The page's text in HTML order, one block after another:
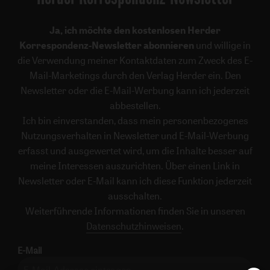
Ja, ich möchte den kostenlosen Herder
Korrespondenz-Newsletter abonnieren und willige in
die Verwendung meiner Kontaktdaten zum Zweck des E-
Mail-Marketings durch den Verlag Herder ein. Den
Newsletter oder die E-Mail-Werbung kann ich jederzeit
abbestellen.
Ich bin einverstanden, dass mein personenbezogenes
Nutzungsverhalten in Newsletter und E-Mail-Werbung
erfasst und ausgewertet wird, um die Inhalte besser auf
meine Interessen auszurichten. Über einen Link in
Newsletter oder E-Mail kann ich diese Funktion jederzeit
ausschalten.
Weiterführende Informationen finden Sie in unseren
Datenschutzhinweisen .
E-Mail